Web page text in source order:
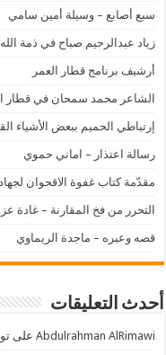
سبع أصابع – وسيلة أمين سامي
زياد عبدالرحيم صباح في ذمة الله
أرشيف برنامج قطار العمر
الشاعر محمد سمحان في قطار
إرتباطي الحميم ببعض الأشياء
رسالة اعتذار – اماني حموي
مقدّمة كتاب غفوة الاقحوان
التحرر من فخ المقارنة – غادة
قصه وعبره – ماجدة الريماوي
أحدث التعليقات
Abdulrahman AlRimawi على